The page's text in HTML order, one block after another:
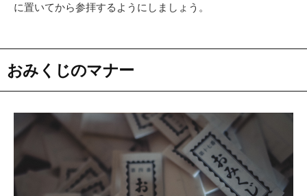
に置いてから参拝するようにしましょう。
おみくじのマナー